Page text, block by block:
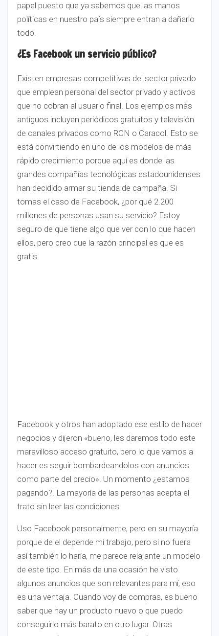
papel puesto que ya sabemos que las manos
políticas en nuestro país siempre entran a dañarlo
todo.
¿Es Facebook un servicio público?
Existen empresas competitivas del sector privado
que emplean personal del sector privado y activos
que no cobran al usuario final. Los ejemplos más
antiguos incluyen periódicos gratuitos y televisión
de canales privados como RCN o Caracol. Esto se
está convirtiendo en uno de los modelos de más
rápido crecimiento porque aquí es donde las
grandes compañías tecnológicas estadounidenses
han decidido armar su tienda de campaña. Si
tomas el caso de Facebook, ¿por qué 2.200
millones de personas usan su servicio? Estoy
seguro de que tiene algo que ver con lo que hacen
ellos, pero creo que la razón principal es que es
gratis.
Facebook y otros han adoptado ese estilo de hacer
negocios y dijeron «bueno, les daremos todo este
maravilloso acceso gratuito, pero lo que vamos a
hacer es seguir bombardeandolos con anuncios
como parte del precio». Un momento ¿estamos
pagando?. La mayoría de las personas acepta el
trato sin leer las condiciones.
Uso Facebook personalmente, pero en su mayoría
porque de el depende mi trabajo, pero si no fuera
así también lo haría, me parece relajante un modelo
de este tipo. En más de una ocasión he visto
algunos anuncios que son relevantes para mí, eso
es una ventaja. Cuando voy de compras, es bueno
saber que hay un producto nuevo o que puedo
conseguirlo más barato en otro lugar. Otras